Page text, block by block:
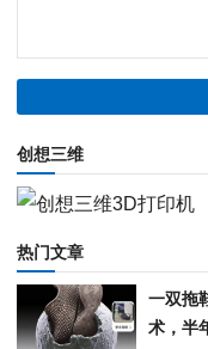
创想三维
热门文章
一双拖
术，半